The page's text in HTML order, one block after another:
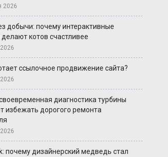
2026
добычи: почему интерактивные
котов счастливее
ссылочное продвижение сайта?
диагностика турбины
избежать дорогого ремонта
почему дизайнерский медведь стал